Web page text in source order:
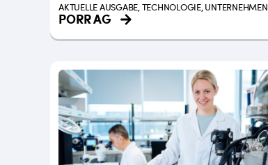
AKTUELLE AUSGABE, TECHNOLOGIE, UNTERNEHMEN
PORR AG